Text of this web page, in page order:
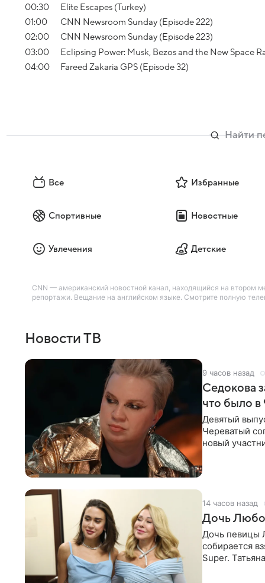
00:30
Elite Escapes (Turkey)
01:00
CNN Newsroom Sunday (Episode 222)
02:00
CNN Newsroom Sunday (Episode 223)
03:00
Eclipsing Power: Musk, Bezos and the New Space
04:00
Fareed Zakaria GPS (Episode 32)
Все Избранные
Спортивные Новостные
Увлечения Детские
CNN — американский новостной канал, находящийся на втором
репортажи. Вещание на английском языке. Смотрите полную
Новости ТВ
9 часов назад
Седокова
что было
Девятый
Череватый
новый
14 часов назад
Дочь
Дочь певицы
собирается
Super.